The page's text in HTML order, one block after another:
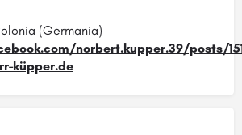
(Germania)
norbert.kupper.39/posts/
küpper.de